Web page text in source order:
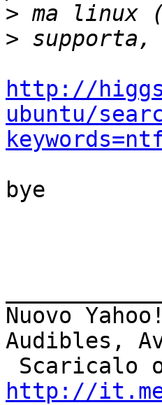
>
>
http://
ubuntu/
bye
Nuovo
Audibles,
http://